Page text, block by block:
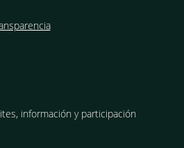
información y participación